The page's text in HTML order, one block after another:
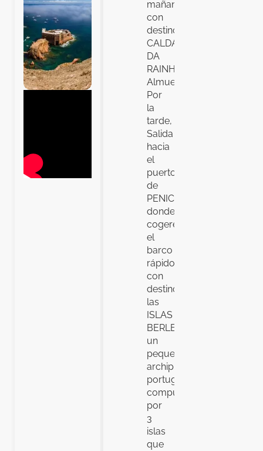
mañana
con
destino
CALDAS
DA
RAINHA.
Almuerzo.
Por
la
tarde,
Salida
hacia
el
puerto
de
PENICHE
donde
cogeremos
el
barco
rápido
con
destino
las
ISLAS
BERLENGAS,
un
pequeño
archipiélago
portugués,
compuesto
por
3
islas
que